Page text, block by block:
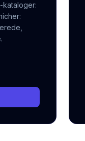
kataloger: